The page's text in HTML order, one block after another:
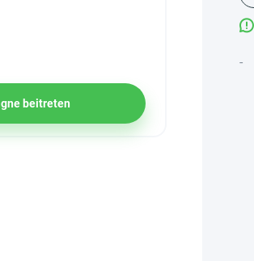
beitreten
-